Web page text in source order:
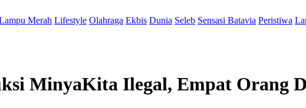
Merah Lifestyle Olahraga Ekbis Dunia Seleb Sensasi Batavia Peristiwa
MinyaKita Ilegal, Empat Orang